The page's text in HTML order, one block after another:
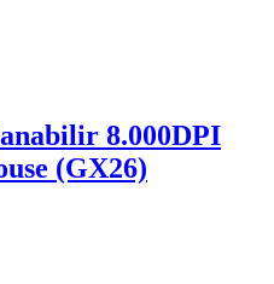
8.000DPI
(GX26)